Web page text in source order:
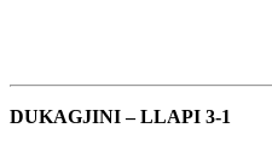
DUKAGJINI – LLAPI 3-1